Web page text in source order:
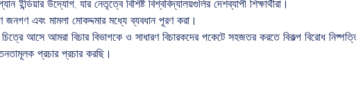
ইন্ডিয়ার উদ্যোগ, যার নেতৃত্বে বিশিষ্ট বিশ্ববিদ্যালয়গুলির দেশব্যাপী শিক্ষার্থীরা।
জনগণ এবং মামলা মোকদ্দমার মধ্যে ব্যবধান পূরণ করা।
প্রচার প্রচার করছি।